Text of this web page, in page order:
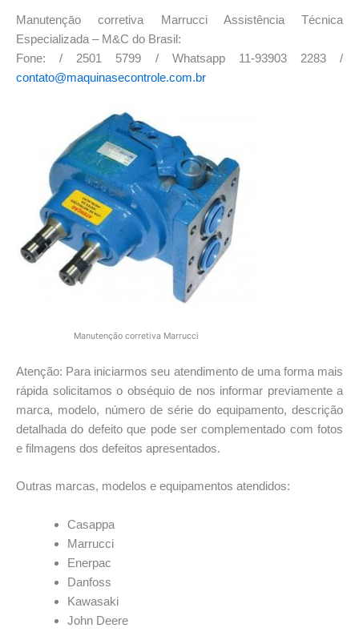
Manutençāo corretiva Marrucci Assistência Técnica
Especializada – M&C do Brasil:
Fone: / 2501 5799 / Whatsapp 11-93903 2283 /
contato@maquinasecontrole.com.br
Manutençāo corretiva Marrucci
Atenção: Para iniciarmos seu atendimento de uma forma mais
rápida solicitamos o obséquio de nos informar previamente a
marca, modelo, número de série do equipamento, descrição
detalhada do defeito que pode ser complementado com fotos
e filmagens dos defeitos apresentados.
Outras marcas, modelos e equipamentos atendidos:
Casappa
Marrucci
Enerpac
Danfoss
Kawasaki
John Deere